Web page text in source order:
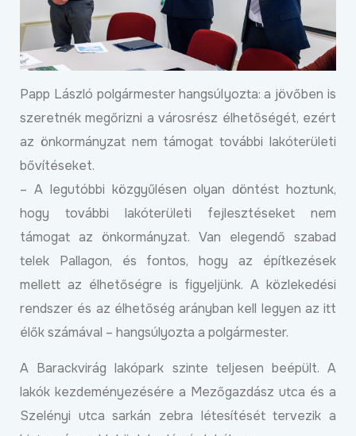
Papp László polgármester hangsúlyozta: a jövőben is
szeretnék megőrizni a városrész élhetőségét, ezért
az önkormányzat nem támogat további lakóterületi
bővítéseket.
– A legutóbbi közgyűlésen olyan döntést hoztunk,
hogy további lakóterületi fejlesztéseket nem
támogat az önkormányzat. Van elegendő szabad
telek Pallagon, és fontos, hogy az építkezések
mellett az élhetőségre is figyeljünk. A közlekedési
rendszer és az élhetőség arányban kell legyen az itt
élők számával – hangsúlyozta a polgármester.
A Barackvirág lakópark szinte teljesen beépült. A
lakók kezdeményezésére a Mezőgazdász utca és a
Szelényi utca sarkán zebra létesítését tervezik a